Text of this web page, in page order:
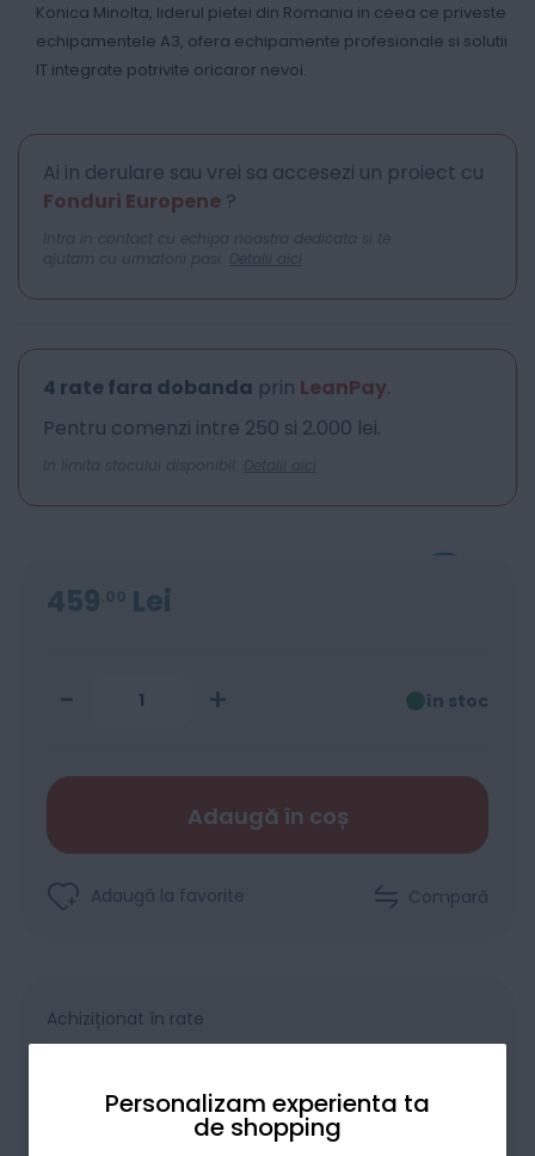
Personalizam experienta ta
de shopping
Konica Minolta, liderul pietei din Romania in ceea ce priveste
echipamentele A3, ofera echipamente profesionale si solutii
IT integrate potrivite oricaror nevoi.
Ai in derulare sau vrei sa accesezi un proiect cu
Fonduri Europene ?
Intra in contact cu echipa noastra dedicata si te
ajutam cu urmatorii pasi. Detalii aici
4 rate fara dobanda prin LeanPay.
Pentru comenzi intre 250 si 2.000 lei.
In limita stocului disponibil. Detalii aici
459 00 Lei
- + în stoc
Adaugă în coș
Adaugă la favorite Compară
Achiziționat în rate